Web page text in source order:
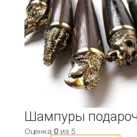
Шампуры
Оценка 0 из 5